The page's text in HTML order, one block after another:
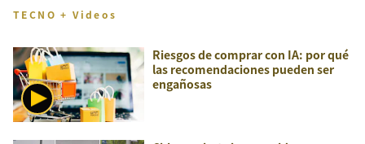
TECNO + Videos
Riesgos de comprar con IA: por qué
las recomendaciones pueden ser
engañosas